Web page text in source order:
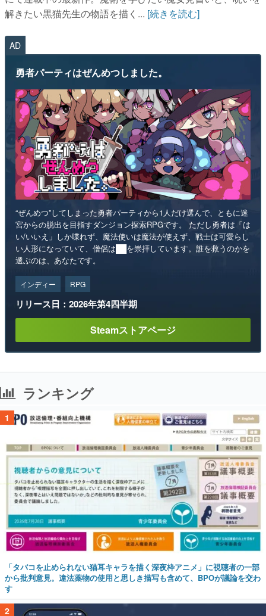
解きたい黒猫先生の物語を描く... [続きを読む]
AD
勇者パーティはぜんめつしました。
“ぜんめつ”してしまった勇者パーティから1人だけ選んで、ともに迷
宮からの脱出を目指すダンジョン探索RPGです。 ただし勇者は「は
い/いいえ」しか喋れず、魔法使いは魔法が使えず、戦士は可愛らし
い人形になっていて、僧侶は██を崇拝しています。誰を救うのかを
選ぶのは、あなたです。
インディー RPG
リリース日：2026年第4四半期
Steamストアページ
ランキング
1
「タバコを止められない猫耳キャラを描く深夜枠アニメ」に視聴者の一部
から批判意見。違法薬物の使用と思しき描写も含めて、BPOが議論を交わ
す
2